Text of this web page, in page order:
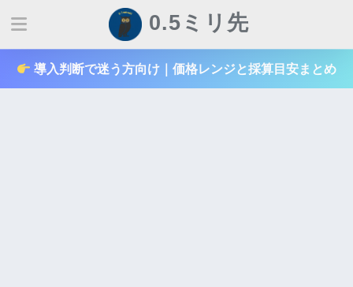
0.5ミリ先
導入判断で迷う方向け｜価格レンジと採算目安まとめ